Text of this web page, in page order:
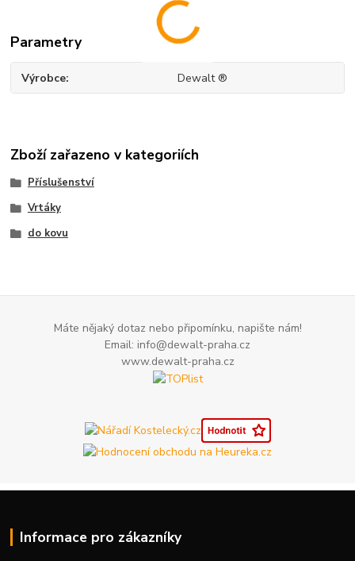
Parametry
Výrobce Dewalt ®
Zboží zařazeno v kategoriích
Příslušenství
Vrtáky
do kovu
Máte nějaký dotaz nebo připomínku, napište nám!
Email: info@dewalt-praha.cz
www.dewalt-praha.cz
Informace pro zákazníky